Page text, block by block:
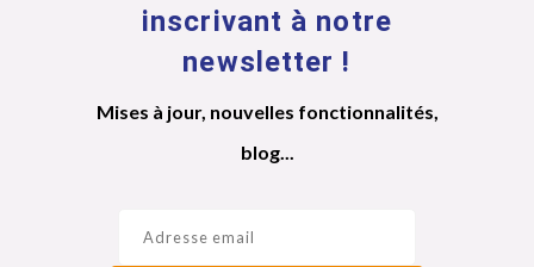
inscrivant à notre
newsletter !
Mises à jour, nouvelles fonctionnalités,
blog...